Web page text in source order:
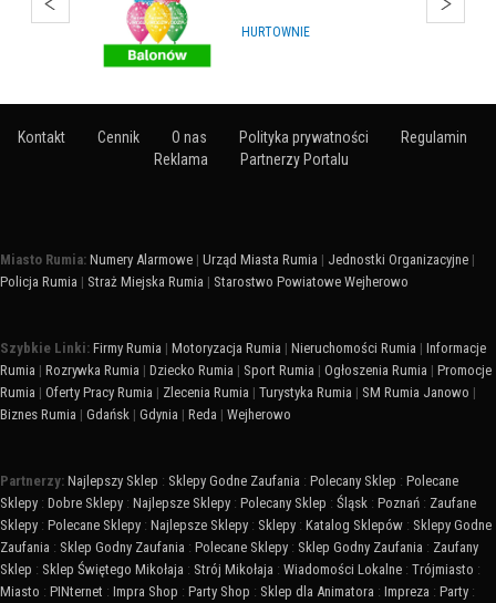
IMPREZY, WYDARZENIA
Kontakt Cennik O nas Polityka prywatności
Regulamin
Reklama
Partnerzy Portalu
Miasto Rumia: Numery Alarmowe | Urząd Miasta Rumia | Jednostki Organizacyjne |
Policja Rumia | Straż Miejska Rumia | Starostwo Powiatowe Wejherowo
Szybkie Linki: Firmy Rumia | Motoryzacja Rumia | Nieruchomości Rumia | Informacje
Rumia | Rozrywka Rumia | Dziecko Rumia | Sport Rumia | Ogłoszenia Rumia | Promocje
Rumia | Oferty Pracy Rumia | Zlecenia Rumia | Turystyka Rumia | SM Rumia Janowo |
Biznes Rumia | Gdańsk | Gdynia | Reda | Wejherowo
Partnerzy: Najlepszy Sklep : Sklepy Godne Zaufania : Polecany Sklep : Polecane
Sklepy : Dobre Sklepy : Najlepsze Sklepy : Polecany Sklep : Śląsk : Poznań : Zaufane
Sklepy : Polecane Sklepy : Najlepsze Sklepy : Sklepy : Katalog Sklepów : Sklepy Godne
Zaufania : Sklep Godny Zaufania : Polecane Sklepy : Sklep Godny Zaufania : Zaufany
Sklep : Sklep Świętego Mikołaja : Strój Mikołaja : Wiadomości Lokalne : Trójmiasto :
Miasto : PINternet : Impra Shop : Party Shop : Sklep dla Animatora : Impreza : Party :